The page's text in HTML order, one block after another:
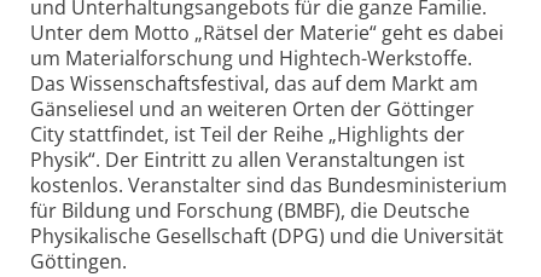
und Unterhaltungsangebots für die ganze Familie.
Unter dem Motto „Rätsel der Materie“ geht es dabei
um Materialforschung und Hightech-Werkstoffe.
Das Wissenschaftsfestival, das auf dem Markt am
Gänseliesel und an weiteren Orten der Göttinger
City stattfindet, ist Teil der Reihe „Highlights der
Physik“. Der Eintritt zu allen Veranstaltungen ist
kostenlos. Veranstalter sind das Bundesministerium
für Bildung und Forschung (BMBF), die Deutsche
Physikalische Gesellschaft (DPG) und die Universität
Göttingen.